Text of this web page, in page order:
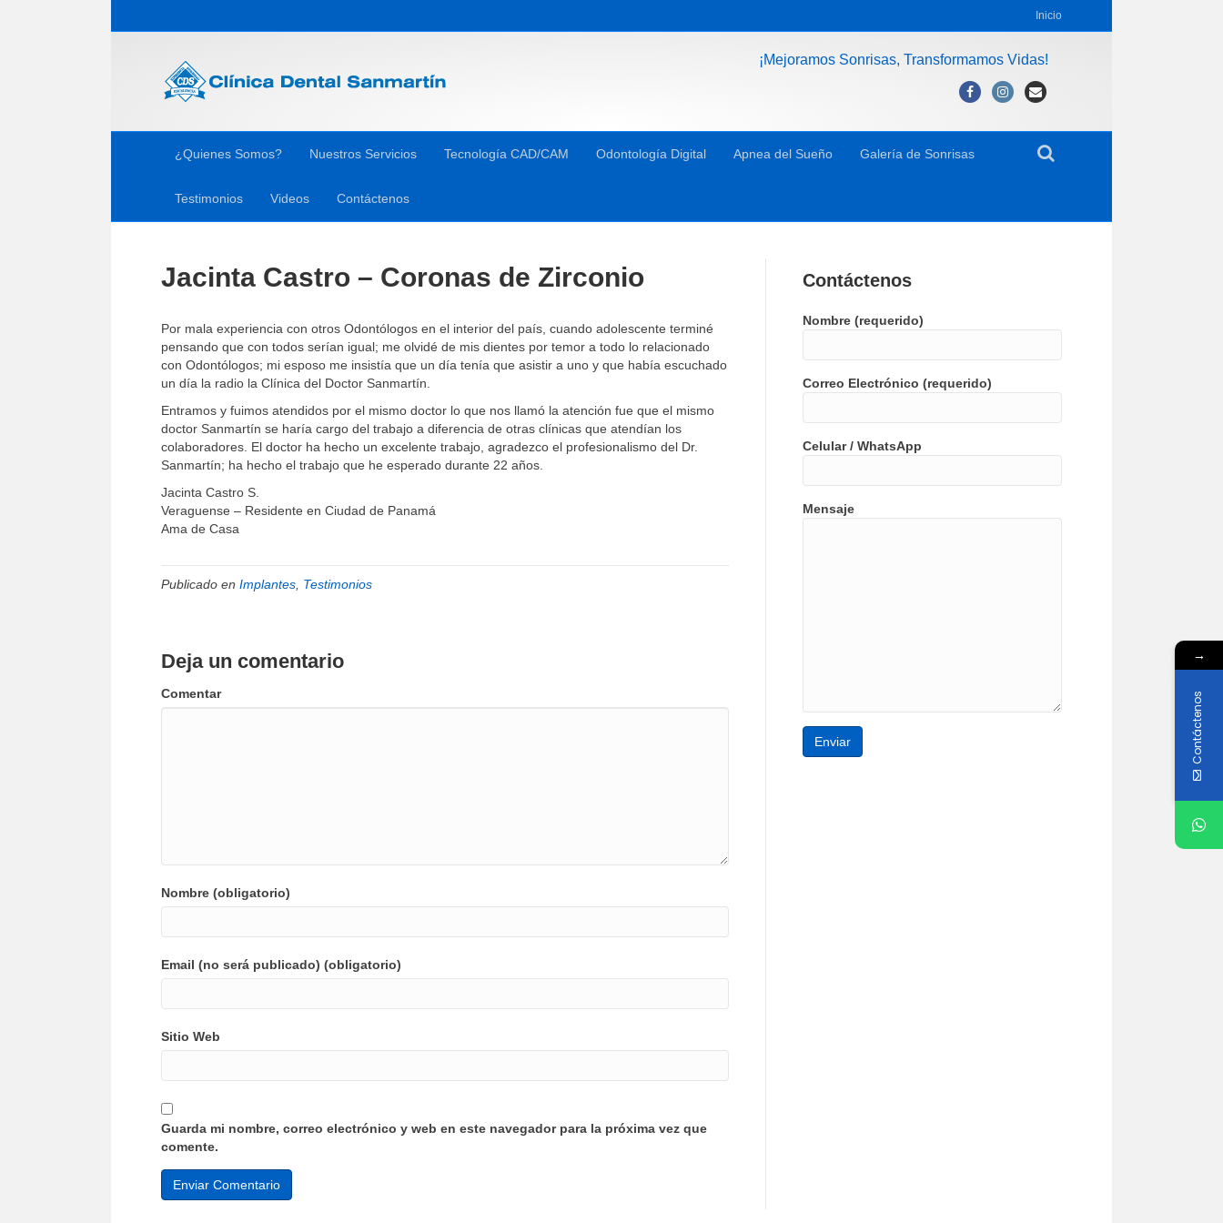
Inicio
¡Mejoramos Sonrisas, Transformamos Vidas!
FacebookInstagram
¿Quienes Somos? Nuestros Servicios Tecnología CAD/CAM Odontología Digital Apnea del Sueño Galería de Sonrisas
Testimonios Videos Contáctenos
Jacinta Castro – Coronas de Zirconio
Por mala experiencia con otros Odontólogos en el interior del país, cuando adolescente terminé
pensando que con todos serían igual; me olvidé de mis dientes por temor a todo lo relacionado
con Odontólogos; mi esposo me insistía que un día tenía que asistir a uno y que había escuchado
un día la radio la Clínica del Doctor Sanmartín.
Entramos y fuimos atendidos por el mismo doctor lo que nos llamó la atención fue que el mismo
doctor Sanmartín se haría cargo del trabajo a diferencia de otras clínicas que atendían los
colaboradores. El doctor ha hecho un excelente trabajo, agradezco el profesionalismo del Dr.
Sanmartín; ha hecho el trabajo que he esperado durante 22 años.
Jacinta Castro S.
Veraguense – Residente en Ciudad de Panamá
Ama de Casa
Publicado en Implantes Testimonios
Deja un comentario
Comentar
Nombre (obligatorio)
Email (no será publicado) (obligatorio)
Sitio Web
Guarda mi nombre, correo electrónico y web en este navegador para la próxima vez que
comente.
Contáctenos
Nombre (requerido)
Correo Electrónico (requerido)
Celular / WhatsApp
Mensaje
→
Contáctenos